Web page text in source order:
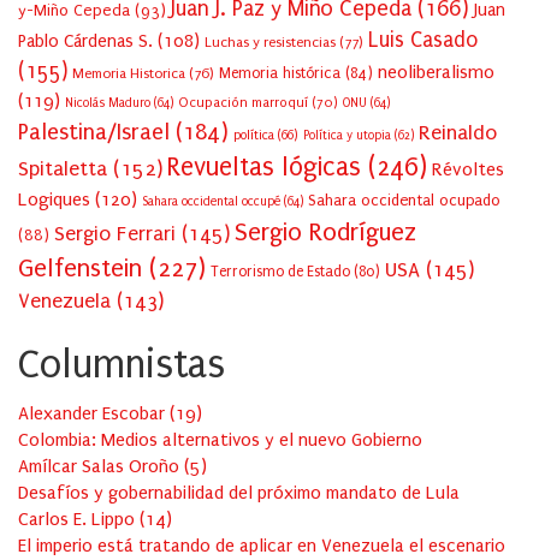
y-Miño Cepeda (93) Juan J. Paz y Miño Cepeda (166) Juan
Pablo Cárdenas S. (108) Luchas y resistencias (77) Luis Casado
(155) Memoria Historica (76) Memoria histórica (84) neoliberalismo
(119) Nicolás Maduro (64) Ocupación marroquí (70) ONU (64)
Palestina/Israel (184) política (66) Política y utopia (62) Reinaldo
Spitaletta (152) Revueltas lógicas (246) Révoltes
Logiques (120) Sahara occidental occupé (64) Sahara occidental ocupado
(88) Sergio Ferrari (145) Sergio Rodríguez
Gelfenstein (227) Terrorismo de Estado (80) USA (145)
Venezuela (143)
Columnistas
Alexander Escobar (19)
Colombia: Medios alternativos y el nuevo Gobierno
Amílcar Salas Oroño (5)
Desafíos y gobernabilidad del próximo mandato de Lula
Carlos E. Lippo (14)
El imperio está tratando de aplicar en Venezuela el escenario